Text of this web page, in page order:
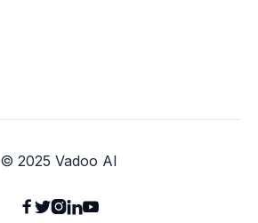
© 2025 Vadoo AI
 